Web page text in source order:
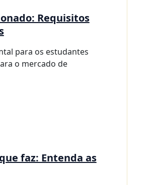
Requisitos
para os estudantes
o mercado de
faz: Entenda as